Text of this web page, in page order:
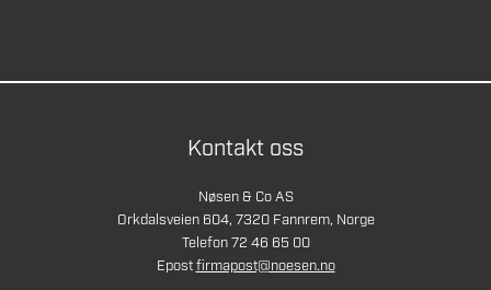
Kontakt oss
Nøsen & Co AS
Orkdalsveien 604, 7320 Fannrem, Norge
Telefon 72 46 65 00
Epostfirmapost@noesen.no